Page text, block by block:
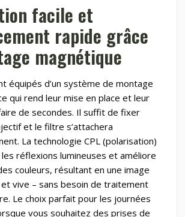
facile et
rapide grâce
magnétique
équipés d’un système de montage
qui rend leur mise en place et leur
de secondes. Il suffit de fixer
et le filtre s’attachera
La technologie CPL (polarisation)
réflexions lumineuses et améliore
couleurs, résultant en une image
vive – sans besoin de traitement
Le choix parfait pour les journées
vous souhaitez des prises de